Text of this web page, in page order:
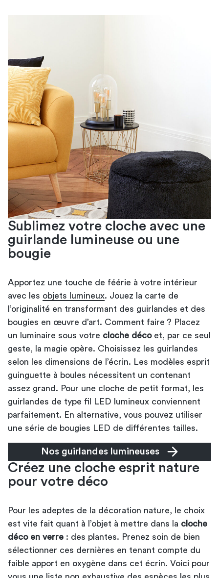
Sublimez votre cloche avec une
guirlande lumineuse ou une
bougie
Apportez une touche de féérie à votre intérieur
avec les objets lumineux. Jouez la carte de
l’originalité en transformant des guirlandes et des
bougies en œuvre d’art. Comment faire ? Placez
un luminaire sous votre cloche décoet, par ce seul
geste, la magie opère. Choisissez les guirlandes
selon les dimensions de l’écrin. Les modèles esprit
guinguette à boules nécessitent un contenant
assez grand. Pour une cloche de petit format, les
guirlandes de type fil LED lumineux conviennent
parfaitement. En alternative, vous pouvez utiliser
une série de bougies LED de différentes tailles.
Nos guirlandes lumineuses
Créez une cloche esprit nature
pour votre déco
Pour les adeptes de la décoration nature, le choix
est vite fait quant à l’objet à mettre dans la cloche
déco en verre : des plantes. Prenez soin de bien
sélectionner ces dernières en tenant compte du
faible apport en oxygène dans cet écrin. Voici pour